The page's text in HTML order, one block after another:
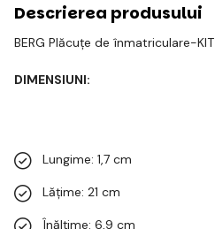
Descrierea produsului
BERG Plăcuțe de înmatriculare-KIT
DIMENSIUNI:
Lungime: 1,7 cm
Lățime: 21 cm
Înălțime: 6,9 cm